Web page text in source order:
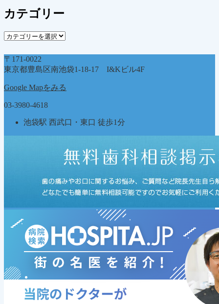
カ
イ
カテゴリー
カ
ゴ
リ
〒171-0022
東京都豊島区南池袋1-18-17 I&Kビル4F
Google Mapをみる
03-3980-4618
池袋駅 西武口・東口 徒歩1分